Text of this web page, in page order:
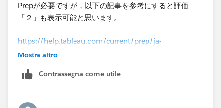
Prepが必要ですが，以下の記事を参考にすると評価
「２」も表示可能と思います。
https://help.tableau.com/current/prep/ja-
jp/prep_new_rows.htm
Mostra altro
Contrassegna come utile